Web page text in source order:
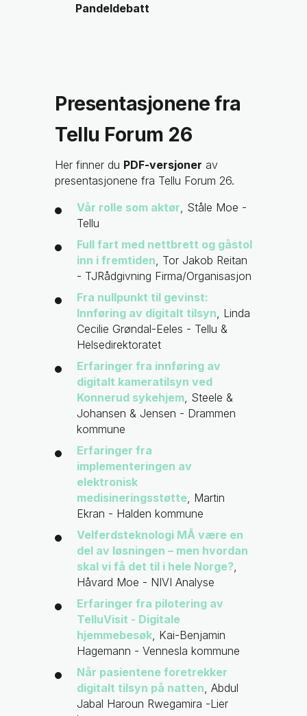
Pandeldebatt
Presentasjonene fra
Tellu Forum 26
Her finner du PDF-versjoner av
presentasjonene fra Tellu Forum 26.
Vår rolle som aktør , Ståle Moe -
Tellu
Full fart med nettbrett og gåstol
inn i fremtiden , Tor Jakob Reitan
- TJRådgivning Firma/Organisasjon
Fra nullpunkt til gevinst:
Innføring av digitalt tilsyn , Linda
Cecilie Grøndal-Eeles - Tellu &
Helsedirektoratet
Erfaringer fra innføring av
digitalt kameratilsyn ved
Konnerud sykehjem , Steele &
Johansen & Jensen - Drammen
kommune
Erfaringer fra
implementeringen av
elektronisk
medisineringsstøtte , Martin
Ekran - Halden kommune
Velferdsteknologi MÅ være en
del av løsningen – men hvordan
skal vi få det til i hele Norge?
Håvard Moe - NIVI Analyse
Erfaringer fra pilotering av
TelluVisit - Digitale
hjemmebesøk , Kai-Benjamin
Hagemann - Vennesla kommune
Når pasientene foretrekker
digitalt tilsyn på natten , Abdul
Jabal Haroun Rwegamira -Lier